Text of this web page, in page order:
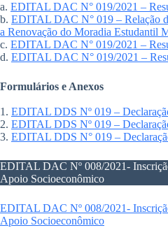
a. EDITAL DAC N° 019/2021 –
b. EDITAL DAC N° 019 – Relação
a Renovação do Moradia Estudantil
c. EDITAL DAC N° 019/2021 –
d. EDITAL DAC N° 019/2021 –
Formulários e Anexos
1. EDITAL DDS Nº 019 –
2. EDITAL DDS Nº 019 –
3. EDITAL DDS N° 019 –
EDITAL DAC Nº 008/2021-
Apoio Socioeconômico
EDITAL DAC Nº 008/2021-
Apoio Socioeconômico